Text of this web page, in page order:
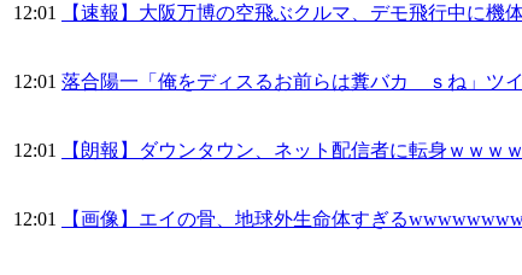
12:01 【速報】大阪万博の空飛ぶクルマ、デモ飛行中に機
12:01 落合陽一「俺をディスるお前らは糞バカ ｓね」ツ
12:01 【朗報】ダウンタウン、ネット配信者に転身ｗｗｗ
12:01 【画像】エイの骨、地球外生命体すぎる